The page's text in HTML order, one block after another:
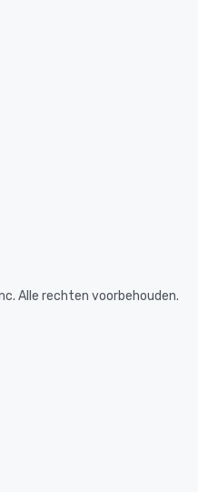
Alle rechten voorbehouden.